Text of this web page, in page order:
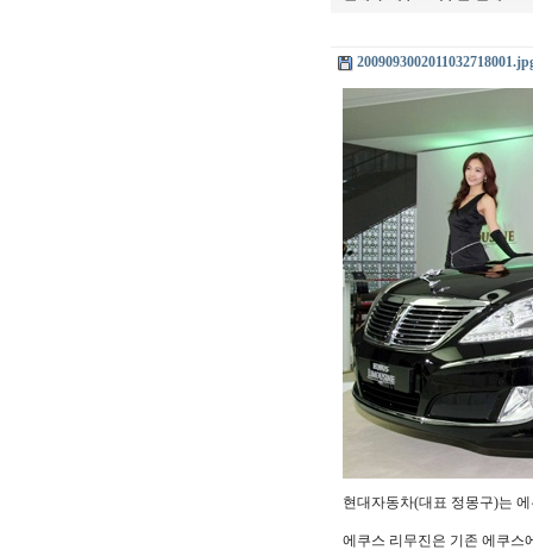
현대자동차(대표 정몽구)는
에쿠스 리무진은 기존 에쿠스